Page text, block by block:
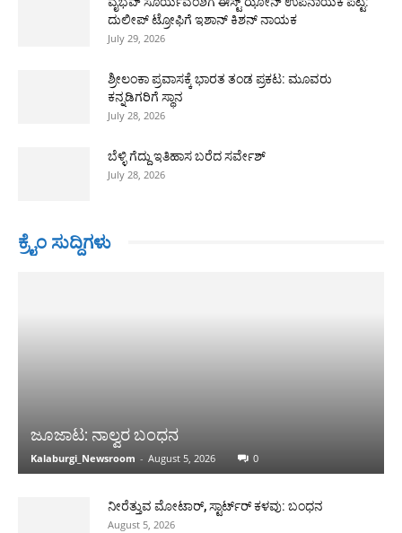
ದುಲೀಪ್ ಟ್ರೋಫಿಗೆ ಇಶಾನ್ ಕಿಶನ್ ನಾಯಕ
July 29, 2026
ಶ್ರೀಲಂಕಾ ಪ್ರವಾಸಕ್ಕೆ ಭಾರತ ತಂಡ ಪ್ರಕಟ: ಮೂವರು
ಕನ್ನಡಿಗರಿಗೆ ಸ್ಥಾನ
July 28, 2026
ಬೆಳ್ಳಿ ಗೆದ್ದು ಇತಿಹಾಸ ಬರೆದ ಸರ್ವೇಶ್
July 28, 2026
ಕ್ರೈಂ ಸುದ್ದಿಗಳು
ಜೂಜಾಟ: ನಾಲ್ವರ ಬಂಧನ
Kalaburgi_Newsroom - August 5, 2026 0
ನೀರೆತ್ತುವ ಮೋಟಾರ್, ಸ್ಟಾರ್ಟ್‍ರ್ ಕಳವು: ಬಂಧನ
August 5, 2026